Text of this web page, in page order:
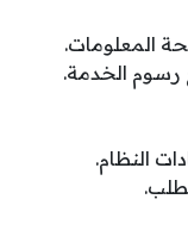
المعلومات.
رسوم الخدمة.
النظام.